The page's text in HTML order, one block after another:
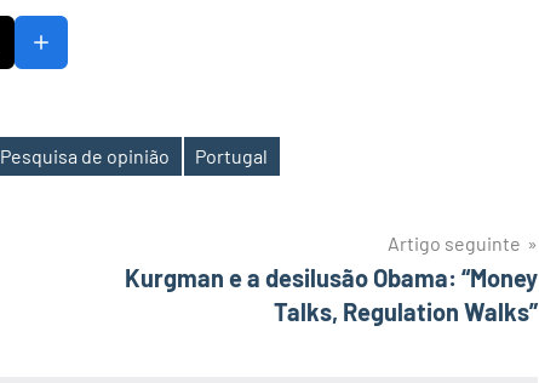
Pesquisa de opinião Portugal
Artigo seguinte
Kurgman e a desilusão Obama: “Money
Talks, Regulation Walks”